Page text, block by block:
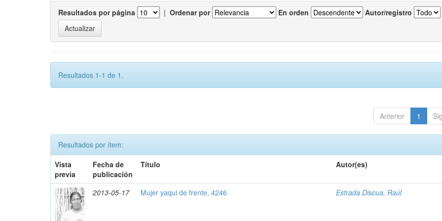
Resultados por página | Ordenar por En orden Autor/registro
Resultados 1-1 de 1.
Anterior 1
Resultados por ítem:
Vista
previa
Fecha de
publicación
Título Autor(es)
2013-05-17 Mujer yaqui de frente, 4246 Estrada Discua, Raúl